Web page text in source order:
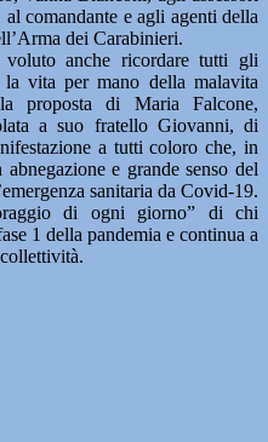
comandante e agli agenti della
dei Carabinieri.
voluto anche ricordare tutti gli
vita per mano della malavita
proposta di Maria Falcone,
a suo fratello Giovanni, di
a tutti coloro che, in
e grande senso del
sanitaria da Covid-19.
di ogni giorno” di chi
1 della pandemia e continua a